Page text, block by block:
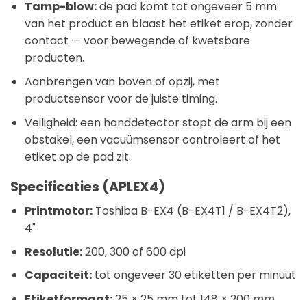
Tamp-blow:de pad komt tot ongeveer 5 mm
van het product en blaast het etiket erop, zonder
contact — voor bewegende of kwetsbare
producten.
Aanbrengen van boven of opzij, met
productsensor voor de juiste timing.
Veiligheid: een handdetector stopt de arm bij een
obstakel, een vacuümsensor controleert of het
etiket op de pad zit.
Specificaties (APLEX4)
Printmotor:Toshiba B-EX4 (B-EX4T1 / B-EX4T2),
4"
Resolutie:200, 300 of 600 dpi
Capaciteit:tot ongeveer 30 etiketten per minuut